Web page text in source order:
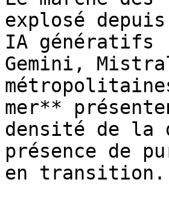
explosé
IA génératifs
Gemini,
mer**
densité de la
présence de
en transition.